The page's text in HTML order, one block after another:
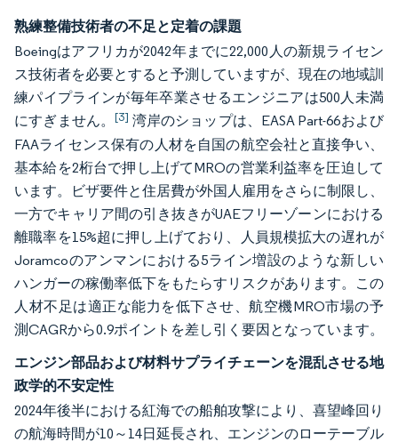
熟練整備技術者の不足と定着の課題
Boeingはアフリカが2042年までに22,000人の新規ライセン
ス技術者を必要とすると予測していますが、現在の地域訓
練パイプラインが毎年卒業させるエンジニアは500人未満
にすぎません。[3] 湾岸のショップは、EASA Part-66および
FAAライセンス保有の人材を自国の航空会社と直接争い、
基本給を2桁台で押し上げてMROの営業利益率を圧迫して
います。ビザ要件と住居費が外国人雇用をさらに制限し、
一方でキャリア間の引き抜きがUAEフリーゾーンにおける
離職率を15%超に押し上げており、人員規模拡大の遅れが
Joramcoのアンマンにおける5ライン増設のような新しい
ハンガーの稼働率低下をもたらすリスクがあります。この
人材不足は適正な能力を低下させ、航空機MRO市場の予
測CAGRから0.9ポイントを差し引く要因となっています。
エンジン部品および材料サプライチェーンを混乱させる地
政学的不安定性
2024年後半における紅海での船舶攻撃により、喜望峰回り
の航海時間が10～14日延長され、エンジンのローテーブル